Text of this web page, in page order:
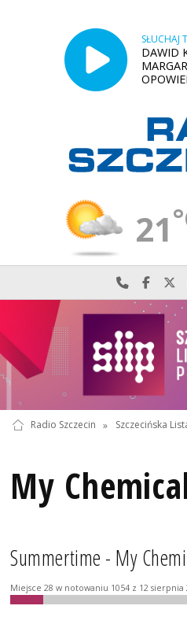
SŁUCHAJ
DAWID
21
Najlepiej
Radio Szczecin » Szczecińska
My
Summertime - My
Miejsce 28 w notowaniu 1054 z 12